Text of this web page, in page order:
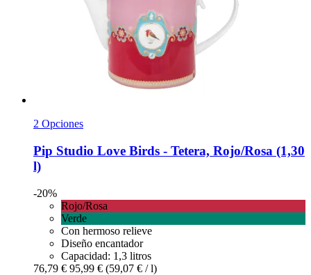
2 Opciones
Pip Studio Love Birds -​ Tetera, Rojo/Rosa (1,30
l)
-20%
Rojo/Rosa
Verde
Con hermoso relieve
Diseño encantador
Capacidad: 1,3 litros
76,79 € 95,99 € (59,07 € / l)